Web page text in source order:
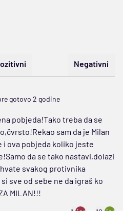
Negativni
gotovo 2 godine
pobjeda!Tako treba da se
sam da je Milan
i ova pobjeda koliko jeste
da se tako nastavi,dolazi
svakog protivnika
sve od sebe ne da igraš ko
MILAN!!!